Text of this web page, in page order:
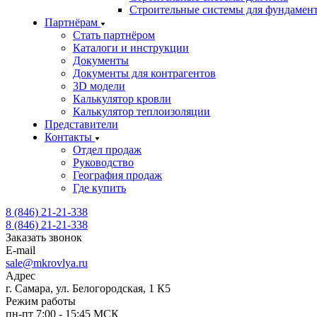
Строительные системы для
Партнёрам
Стать партнёром
Каталоги и инструкции
Документы
Документы для контрагентов
3D модели
Калькулятор кровли
Калькулятор теплоизоляции
Представители
Контакты
Отдел продаж
Руководство
География продаж
Где купить
8 (846) 21-21-338
8 (846) 21-21-338
Заказать звонок
E-mail
sale@mkrovlya.ru
Адрес
г. Самара, ул. Белогородская, 1 К5
Режим работы
пн-пт 7:00 - 15:45 МСК